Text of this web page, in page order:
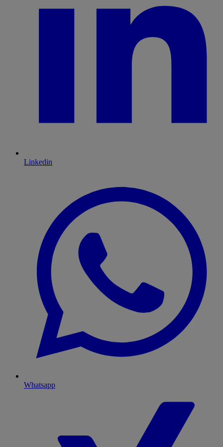
Linkedin
Whatsapp